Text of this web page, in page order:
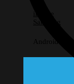
iPhone
Samsung
Android อื่นๆ